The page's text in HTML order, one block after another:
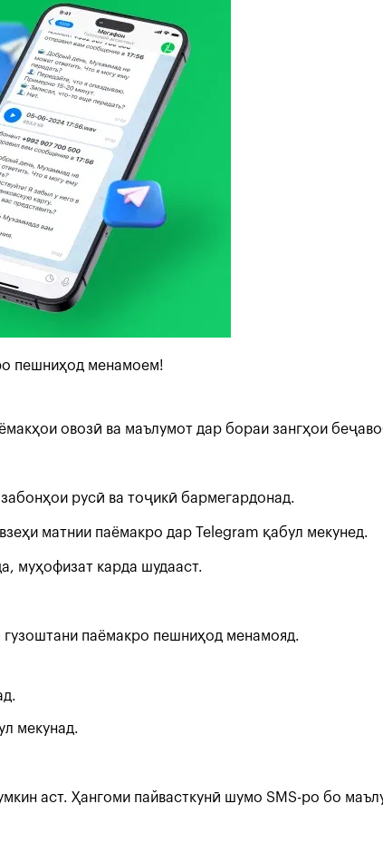
пешниҳод менамоем!
овозӣ ва маълумот дар бораи зангҳои
русӣ ва тоҷикӣ бармегардонад.
матнии паёмакро дар Telegram қабул мекунед.
муҳофизат карда шудааст.
паёмакро пешниҳод менамояд.
мекунад.
аст. Ҳангоми пайвасткунӣ шумо SMS-ро бо